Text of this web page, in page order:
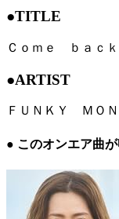
●TITLE
Ｃｏｍｅ ｂａｃ
●ARTIST
ＦＵＮＫＹ ＭＯ
● このオンエア曲